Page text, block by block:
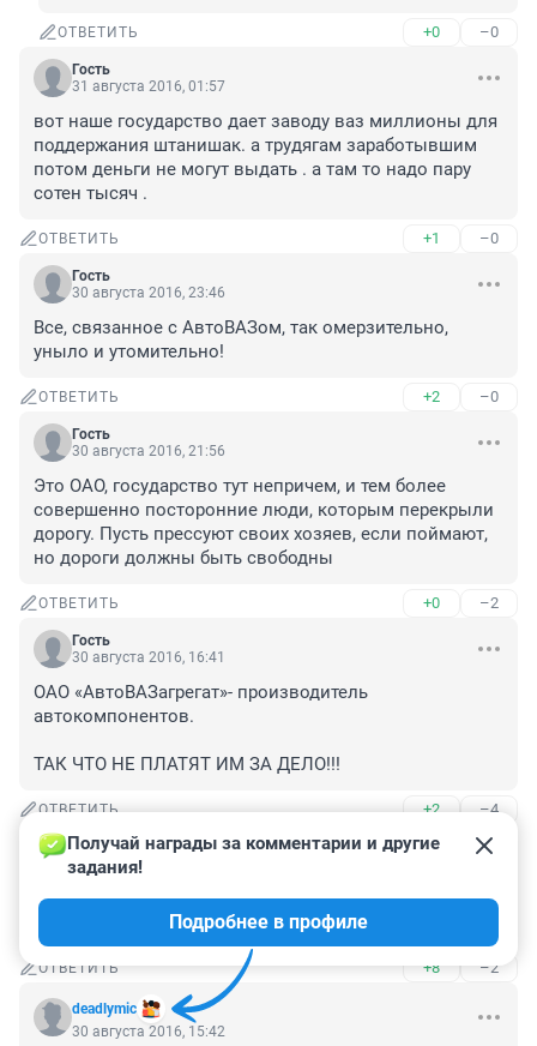
ОТВЕТИТЬ +0 –0
Гость
31 августа 2016, 01:57
вот наше государство дает заводу ваз миллионы для
поддержания штанишак. а трудягам заработывшим
потом деньги не могут выдать . а там то надо пару
сотен тысяч .
ОТВЕТИТЬ +1 –0
Гость
30 августа 2016, 23:46
Все, связанное с АвтоВАЗом, так омерзительно,
уныло и утомительно!
ОТВЕТИТЬ +2 –0
Гость
30 августа 2016, 21:56
Это ОАО, государство тут непричем, и тем более
совершенно посторонние люди, которым перекрыли
дорогу. Пусть прессуют своих хозяев, если поймают,
но дороги должны быть свободны
ОТВЕТИТЬ +0 –2
Гость
30 августа 2016, 16:41
ОАО «АвтоВАЗагрегат»- производитель
автокомпонентов.
ТАК ЧТО НЕ ПЛАТЯТ ИМ ЗА ДЕЛО!!!
ОТВЕТИТЬ +2 –4
Гость
30 августа 2016, 15:44
Закончится всё ОМОНом и орестами на 15 суток. Это
и пугает в нашей Раше.
ОТВЕТИТЬ +8 –2
deadlymic
Получай награды за комментарии и другие
задания!
Подробнее в профиле
30 августа 2016, 15:42